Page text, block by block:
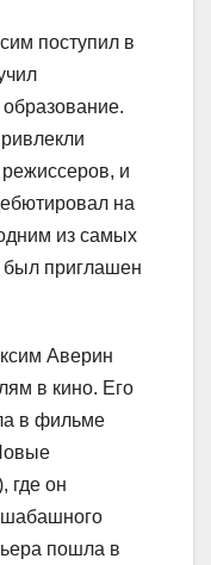
поступил в
и
на
из самых
приглашен
Аверин
в кино. Его
в фильме
где он
пошла в